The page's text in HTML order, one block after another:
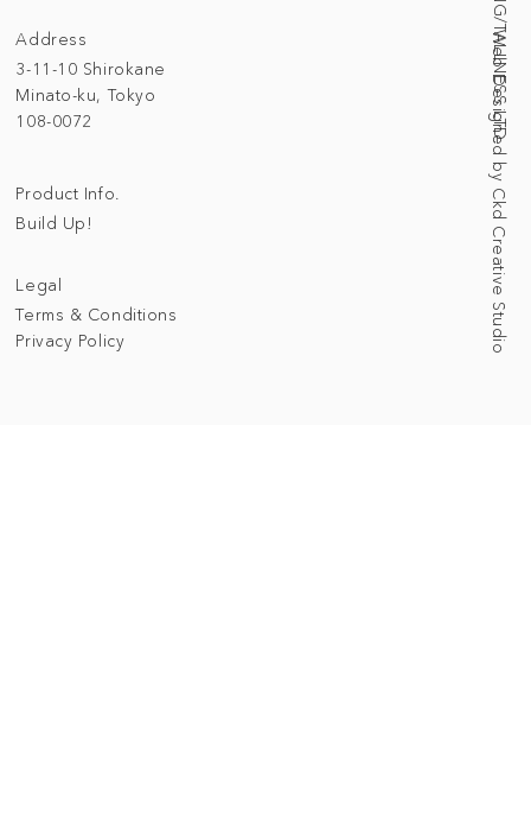
Address
3-11-10 Shirokane
Minato-ku, Tokyo
108-0072
Web Designed by Ckd Creative Studio
Legal
Terms & Conditions
Privacy Policy
Product Info.
Build Up!